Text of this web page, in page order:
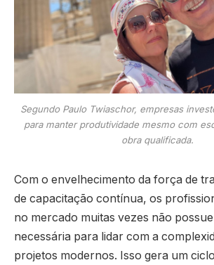
Segundo Paulo Twiaschor, empresas
para manter produtividade mesmo com
obra qualificada.
Com o envelhecimento da força de
de capacitação contínua, os
no mercado muitas vezes não
necessária para lidar com a
projetos modernos. Isso gera um